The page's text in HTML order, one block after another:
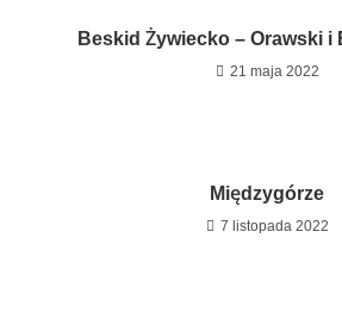
Beskid Żywiecko – Orawski i
21 maja 2022
Międzygórze
7 listopada 2022